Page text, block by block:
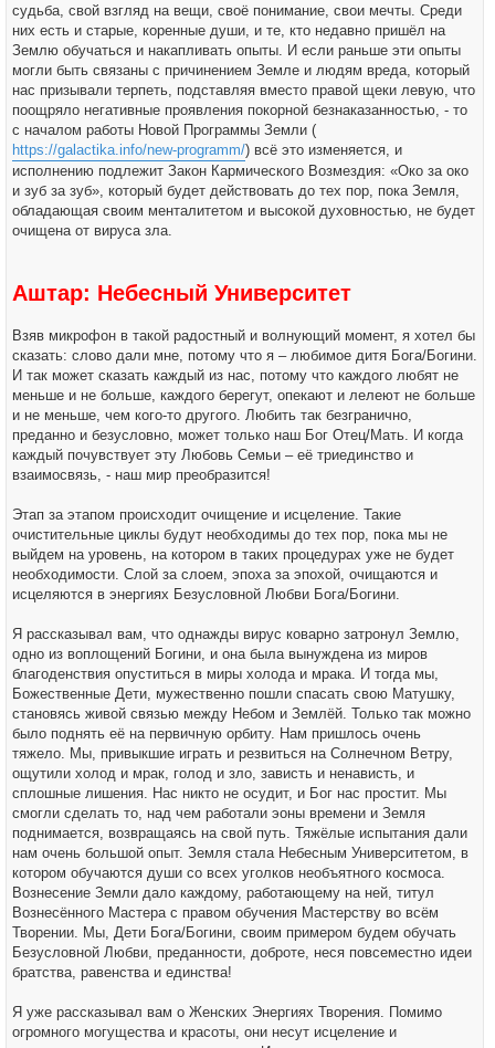
судьба, свой взгляд на вещи, своё понимание, свои мечты. Среди
них есть и старые, коренные души, и те, кто недавно пришёл на
Землю обучаться и накапливать опыты. И если раньше эти опыты
могли быть связаны с причинением Земле и людям вреда, который
нас призывали терпеть, подставляя вместо правой щеки левую, что
поощряло негативные проявления покорной безнаказанностью, - то
с началом работы Новой Программы Земли (
https://galactika.info/new-programm/) всё это изменяется, и
исполнению подлежит Закон Кармического Возмездия: «Око за око
и зуб за зуб», который будет действовать до тех пор, пока Земля,
обладающая своим менталитетом и высокой духовностью, не будет
очищена от вируса зла.
Аштар: Небесный Университет
Взяв микрофон в такой радостный и волнующий момент, я хотел бы
сказать: слово дали мне, потому что я – любимое дитя Бога/Богини.
И так может сказать каждый из нас, потому что каждого любят не
меньше и не больше, каждого берегут, опекают и лелеют не больше
и не меньше, чем кого-то другого. Любить так безгранично,
преданно и безусловно, может только наш Бог Отец/Мать. И когда
каждый почувствует эту Любовь Семьи – её триединство и
взаимосвязь, - наш мир преобразится!
Этап за этапом происходит очищение и исцеление. Такие
очистительные циклы будут необходимы до тех пор, пока мы не
выйдем на уровень, на котором в таких процедурах уже не будет
необходимости. Слой за слоем, эпоха за эпохой, очищаются и
исцеляются в энергиях Безусловной Любви Бога/Богини.
Я рассказывал вам, что однажды вирус коварно затронул Землю,
одно из воплощений Богини, и она была вынуждена из миров
благоденствия опуститься в миры холода и мрака. И тогда мы,
Божественные Дети, мужественно пошли спасать свою Матушку,
становясь живой связью между Небом и Землёй. Только так можно
было поднять её на первичную орбиту. Нам пришлось очень
тяжело. Мы, привыкшие играть и резвиться на Солнечном Ветру,
ощутили холод и мрак, голод и зло, зависть и ненависть, и
сплошные лишения. Нас никто не осудит, и Бог нас простит. Мы
смогли сделать то, над чем работали эоны времени и Земля
поднимается, возвращаясь на свой путь. Тяжёлые испытания дали
нам очень большой опыт. Земля стала Небесным Университетом, в
котором обучаются души со всех уголков необъятного космоса.
Вознесение Земли дало каждому, работающему на ней, титул
Вознесённого Мастера с правом обучения Мастерству во всём
Творении. Мы, Дети Бога/Богини, своим примером будем обучать
Безусловной Любви, преданности, доброте, неся повсеместно идеи
братства, равенства и единства!
Я уже рассказывал вам о Женских Энергиях Творения. Помимо
огромного могущества и красоты, они несут исцеление и